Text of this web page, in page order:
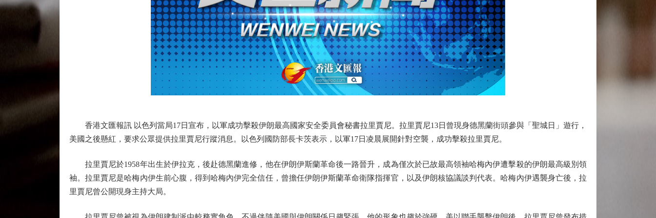
香港文匯報訊 以色列當局17日宣布，以軍成功擊殺伊朗最高國家安全委員會秘書拉里賈尼。拉里賈尼13日曾現身德黑蘭街頭參與「聖城日」遊行，
美國之後懸紅，要求公眾提供拉里賈尼行蹤消息。以色列國防部長卡茨表示，以軍17日凌晨展開針對空襲，成功擊殺拉里賈尼。
拉里賈尼於1958年出生於伊拉克，後赴德黑蘭進修，他在伊朗伊斯蘭革命後一路晉升，成為僅次於已故最高領袖哈梅內伊遭擊殺的伊朗最高級別領
袖。拉里賈尼是哈梅內伊生前心腹，得到哈梅內伊完全信任，曾擔任伊朗伊斯蘭革命衛隊指揮官，以及伊朗核協議談判代表。哈梅內伊遇襲身亡後，拉
里賈尼曾公開現身主持大局。